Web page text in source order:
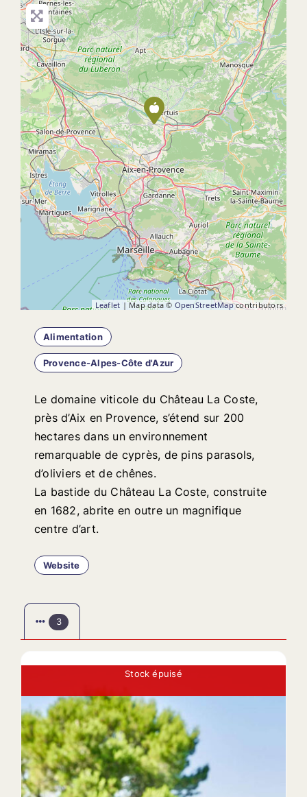
Leaflet | Map data © OpenStreetMapcontributors
Alimentation
Provence-Alpes-Côte d'Azur
Le domaine viticole du Château La Coste,
près d’Aix en Provence, s’étend sur 200
hectares dans un environnement
remarquable de cyprès, de pins parasols,
d’oliviers et de chênes.
La bastide du Château La Coste, construite
en 1682, abrite en outre un magnifique
centre d’art.
Website
3
Stock épuisé